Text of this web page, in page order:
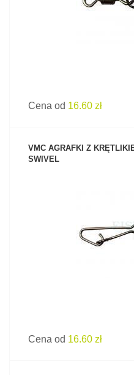
Cena od 16.60 zł
VMC AGRAFKI Z
SWIVEL
Cena od 16.60 zł